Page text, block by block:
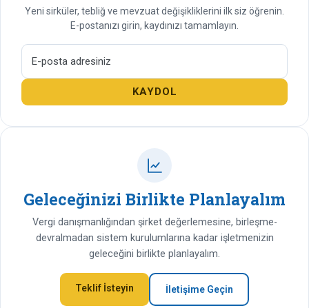
Yeni sirküler, tebliğ ve mevzuat değişikliklerini ilk siz öğrenin.
E-postanızı girin, kaydınızı tamamlayın.
KAYDOL
Geleceğinizi Birlikte Planlayalım
Vergi danışmanlığından şirket değerlemesine, birleşme-
devralmadan sistem kurulumlarına kadar işletmenizin
geleceğini birlikte planlayalım.
Teklif İsteyin İletişime Geçin